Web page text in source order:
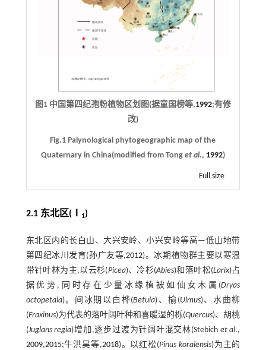
图1 中国第四纪孢粉植物区划图(据童国榜等,1992;有修
改)
Fig.1 Palynological phytogeographic map of the
Quaternary in China(modified from Tong et al., 1992)
Full size
2.1 东北区(Ⅰ 1)
东北区内的长白山、大兴安岭、小兴安岭等高—低山地带
第四纪冰川发育(孙广友等,2012)。冰期植物群主要以寒温
带针叶林为主,以云杉(Picea)、冷杉(Abies)和落叶松(Larix)占
据优势,同时存在少量冰缘植被如仙女木属(Dryas
octopetala)。间冰期以白桦(Betula)、榆(Ulmus)、水曲柳
(Fraxinus)为代表的落叶阔叶种和喜暖湿的栎(Quercus)、胡桃
(Juglans regia)增加,逐步过渡为针阔叶混交林(Stebich et al.,
2009,2015;牛洪昊等,2018)。以红松(Pinus koraiensis)为主的